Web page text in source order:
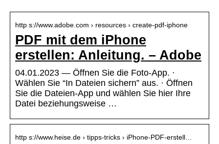
http s://www.adobe.com › resources › create-pdf-iphone
PDF mit dem iPhone
erstellen: Anleitung. – Adobe
04.01.2023 — Öffnen Sie die Foto-App. ·
Wählen Sie “In Dateien sichern” aus. · Öffnen
Sie die Dateien-App und wählen Sie hier Ihre
Datei beziehungsweise …
http s://www.heise.de › tipps-tricks › iPhone-PDF-erstell…